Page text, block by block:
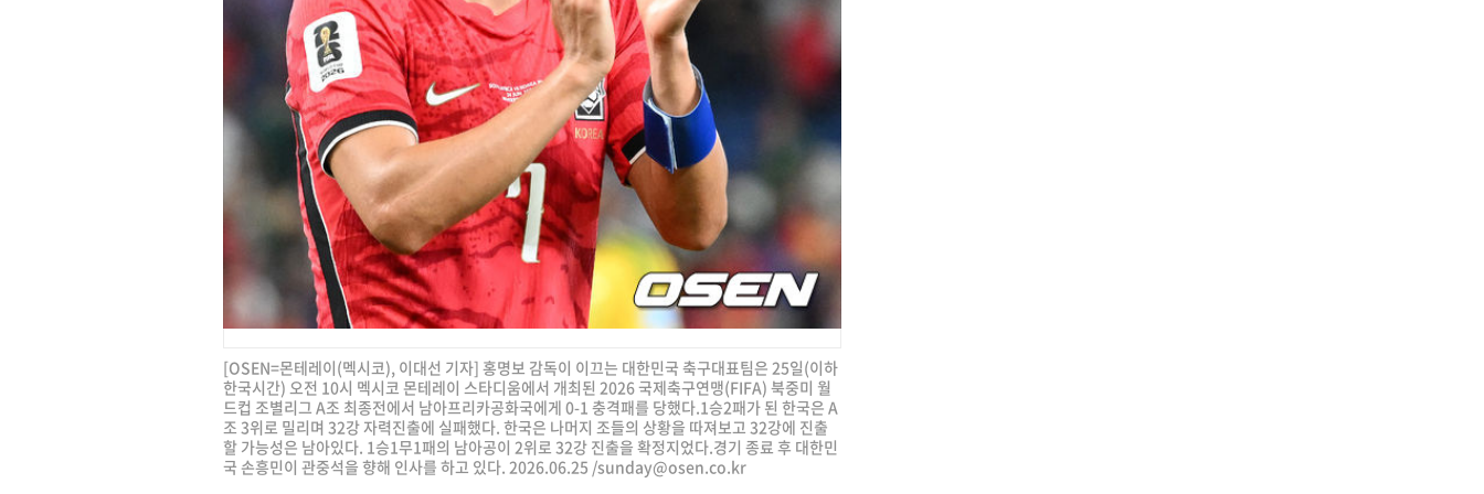
[OSEN=몬테레이(멕시코), 이대선 기자] 홍명보 감독이 이끄는 대한민국 축구대표팀은 25일(이하
한국시간) 오전 10시 멕시코 몬테레이 스타디움에서 개최된 2026 국제축구연맹(FIFA) 북중미 월
드컵 조별리그 A조 최종전에서 남아프리카공화국에게 0-1 충격패를 당했다.1승2패가 된 한국은 A
조 3위로 밀리며 32강 자력진출에 실패했다. 한국은 나머지 조들의 상황을 따져보고 32강에 진출
할 가능성은 남아있다. 1승1무1패의 남아공이 2위로 32강 진출을 확정지었다.경기 종료 후 대한민
국 손흥민이 관중석을 향해 인사를 하고 있다. 2026.06.25 /sunday@osen.co.kr